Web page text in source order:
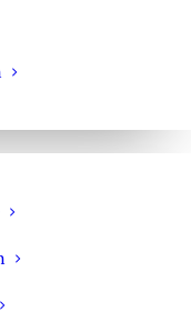
Uhr an uns
669